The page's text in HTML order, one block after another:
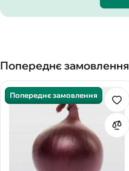
Попереднє замовлення
Попереднє замовлення